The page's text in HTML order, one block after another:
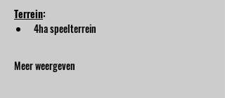
Terrein:
4ha speelterrein
Meer weergeven